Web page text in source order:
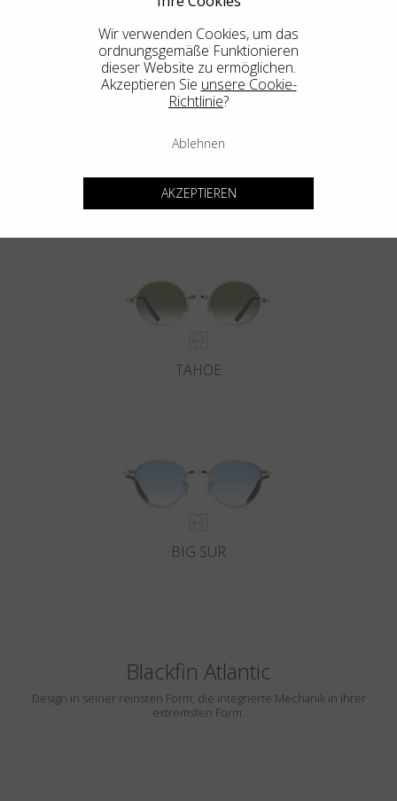
DEL MAR
TAHOE
BIG SUR
Blackfin Atlantic
Design in seiner reinsten Form, die integrierte Mechanik in ihrer
extremsten Form.
Wir verwenden Cookies, um das
ordnungsgemäße Funktionieren
dieser Website zu ermöglichen.
Akzeptieren Sie unsere Cookie-
Richtlinie?
Ablehnen
AKZEPTIEREN